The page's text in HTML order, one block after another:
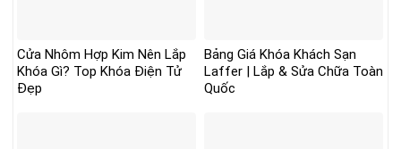
Cửa Nhôm Hợp Kim Nên Lắp
Khóa Gì? Top Khóa Điện Tử
Đẹp
Bảng Giá Khóa Khách Sạn
Laffer | Lắp & Sửa Chữa Toàn
Quốc